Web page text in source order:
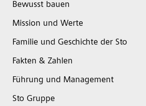
Bewusst bauen
Mission und Werte
Familie und Geschichte der Sto
Fakten & Zahlen
Führung und Management
Sto Gruppe